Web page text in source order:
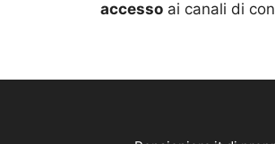
accesso ai canali di